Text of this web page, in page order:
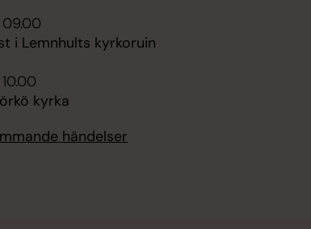
i Lemnhults kyrkoruin
kyrka
händelser